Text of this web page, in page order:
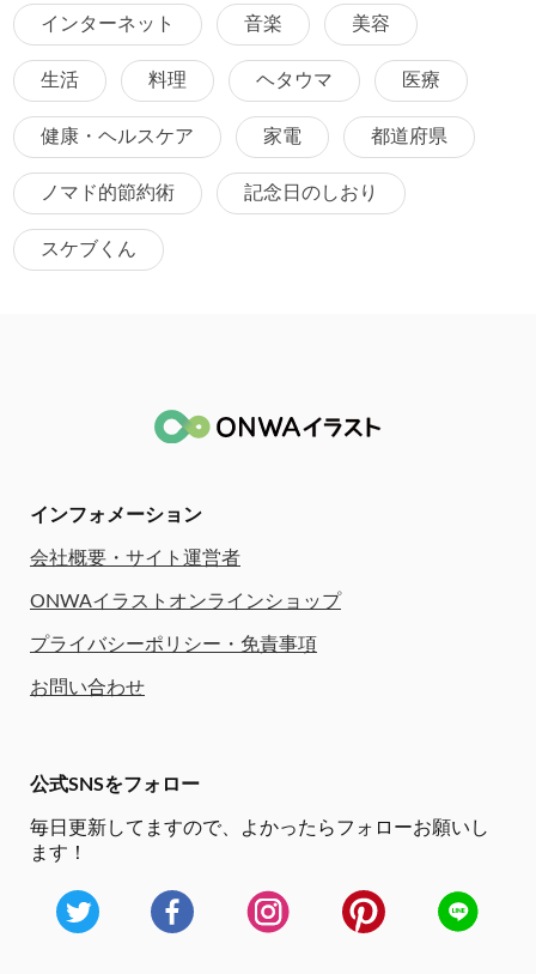
インターネット 音楽 美容
生活 料理 ヘタウマ 医療
健康・ヘルスケア 家電 都道府県
ノマド的節約術 記念日のしおり
スケブくん
インフォメーション
会社概要・サイト運営者
ONWAイラストオンラインショップ
プライバシーポリシー・免責事項
お問い合わせ
公式SNSをフォロー
毎日更新してますので、
よかったらフォローお願いし
ます！